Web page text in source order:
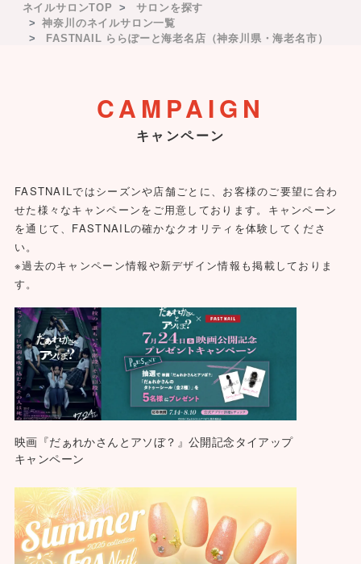
ネイルサロンTOP
サロンを探す
神奈川のネイルサロン一覧
FASTNAIL ららぽーと海老名店 （神奈川県・海老名市）
CAMPAIGN
キャンペーン
FASTNAILではシーズンや店舗ごとに、お客様のご要望に合わ
せた様々なキャンペーンをご用意しております。キャンペーン
を通じて、FASTNAILの確かなクオリティを体験してくださ
い。
※過去のキャンペーン情報や新デザイン情報も掲載しておりま
す。
映画『だぁれかさんとアソぼ？』公開記念タイアップ
キャンペーン